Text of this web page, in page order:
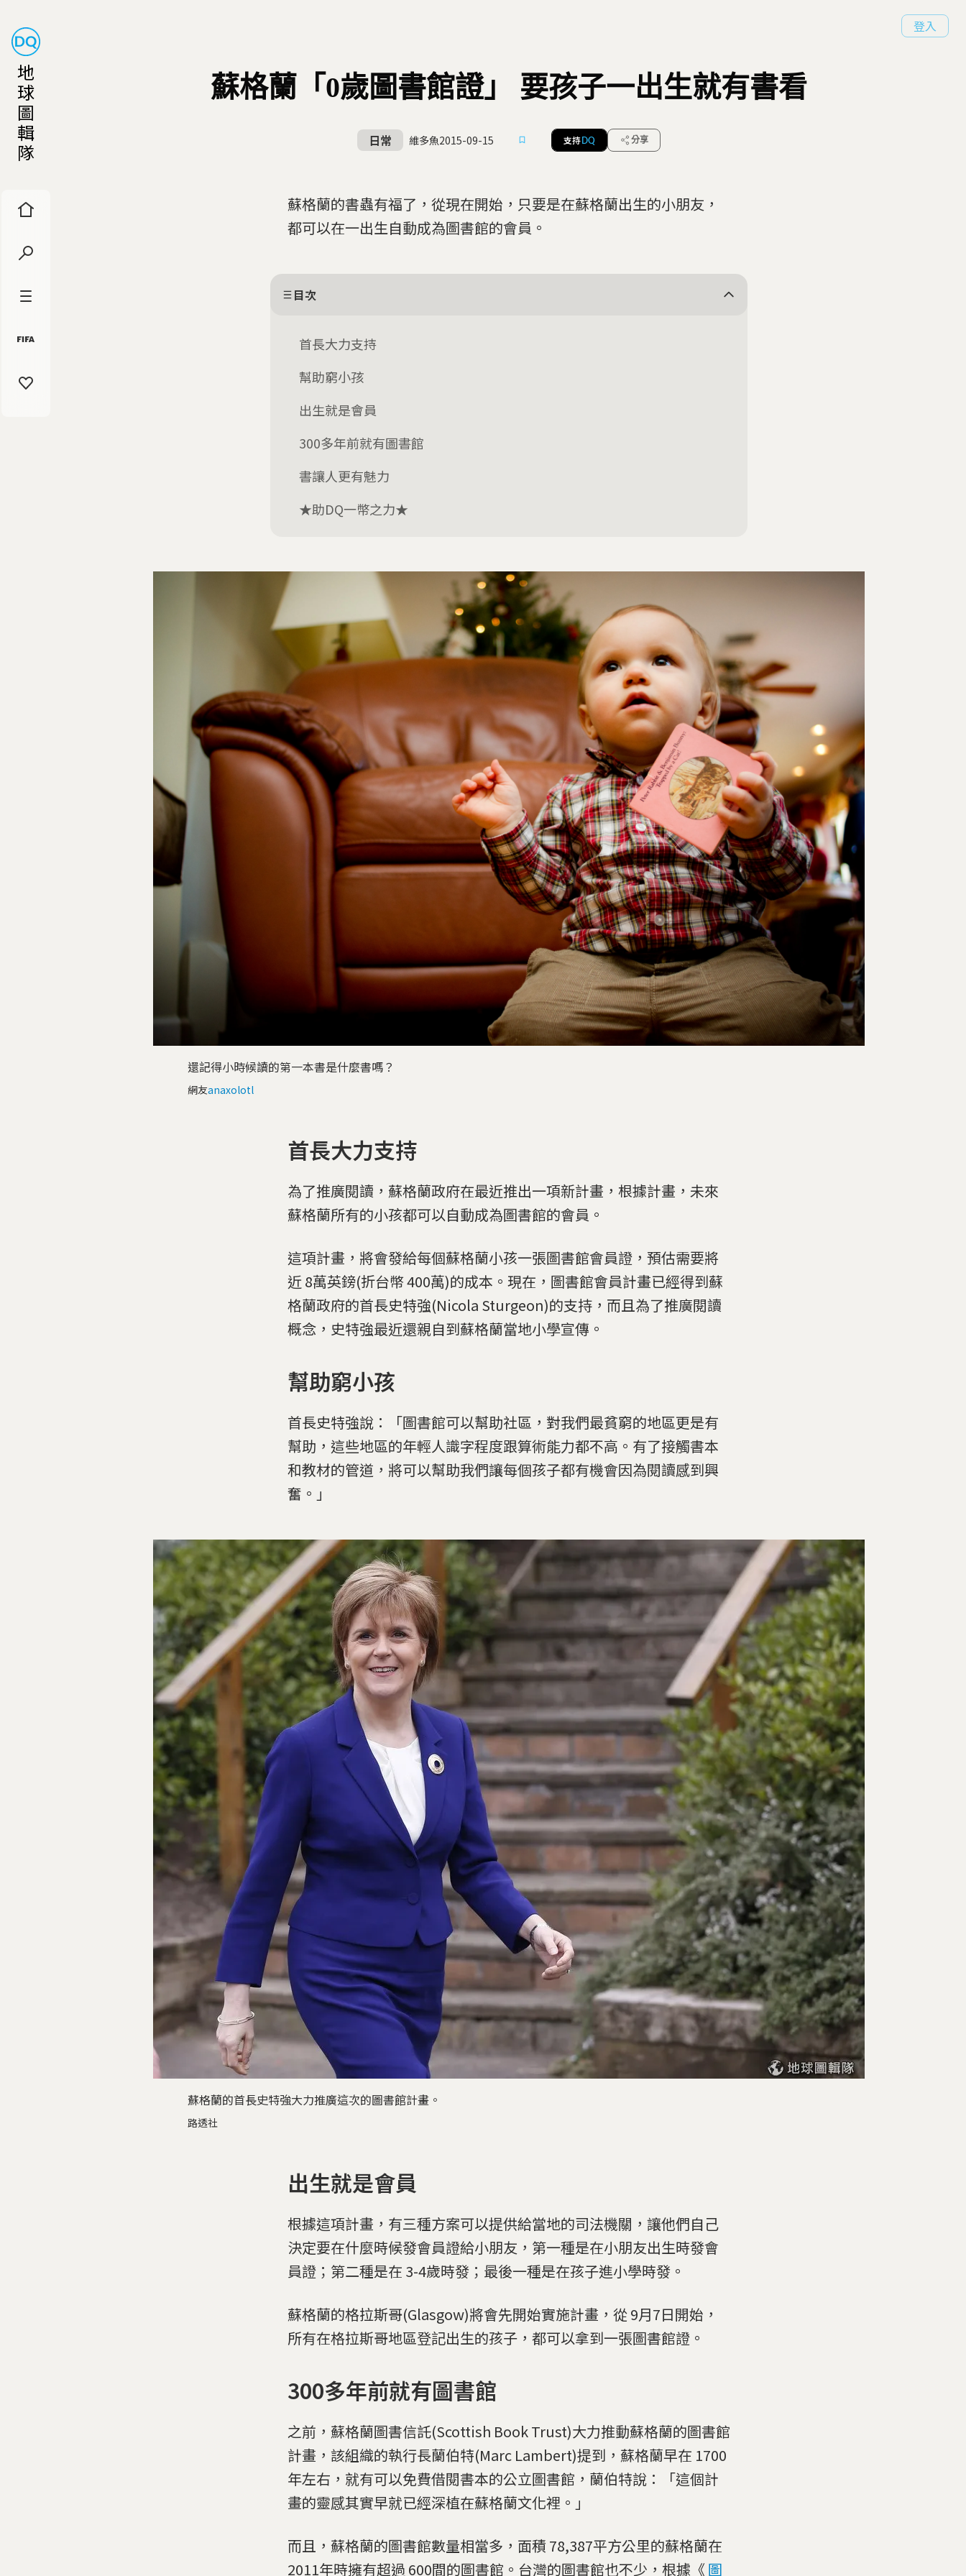
地
球
圖
輯
隊
登入
蘇格蘭「0歲圖書館證」 要孩子一出生就有書看
日常 維多魚2015-09-15 支持 DQ 分享
蘇格蘭的書蟲有福了，從現在開始，只要是在蘇格蘭出生的小朋友，
都可以在一出生自動成為圖書館的會員。
目次
首長大力支持
幫助窮小孩
出生就是會員
300多年前就有圖書館
書讓人更有魅力
★助DQ一幣之力★
還記得小時候讀的第一本書是什麼書嗎？
網友anaxolotl
首長大力支持
為了推廣閱讀，蘇格蘭政府在最近推出一項新計畫，根據計畫，未來
蘇格蘭所有的小孩都可以自動成為圖書館的會員。
這項計畫，將會發給每個蘇格蘭小孩一張圖書館會員證，預估需要將
近 8萬英鎊(折台幣 400萬)的成本。現在，圖書館會員計畫已經得到蘇
格蘭政府的首長史特強(Nicola Sturgeon)的支持，而且為了推廣閱讀
概念，史特強最近還親自到蘇格蘭當地小學宣傳。
幫助窮小孩
首長史特強說：「圖書館可以幫助社區，對我們最貧窮的地區更是有
幫助，這些地區的年輕人識字程度跟算術能力都不高。有了接觸書本
和教材的管道，將可以幫助我們讓每個孩子都有機會因為閱讀感到興
奮。」
蘇格蘭的首長史特強大力推廣這次的圖書館計畫。
路透社
出生就是會員
根據這項計畫，有三種方案可以提供給當地的司法機關，讓他們自己
決定要在什麼時候發會員證給小朋友，第一種是在小朋友出生時發會
員證；第二種是在 3-4歲時發；最後一種是在孩子進小學時發。
蘇格蘭的格拉斯哥(Glasgow)將會先開始實施計畫，從 9月7日開始，
所有在格拉斯哥地區登記出生的孩子，都可以拿到一張圖書館證。
300多年前就有圖書館
之前，蘇格蘭圖書信託(Scottish Book Trust)大力推動蘇格蘭的圖書館
計畫，該組織的執行長蘭伯特(Marc Lambert)提到，蘇格蘭早在 1700
年左右，就有可以免費借閱書本的公立圖書館，蘭伯特說：「這個計
畫的靈感其實早就已經深植在蘇格蘭文化裡。」
而且，蘇格蘭的圖書館數量相當多，面積 78,387平方公里的蘇格蘭在
2011年時擁有超過 600間的圖書館。台灣的圖書館也不少，根據《 圖